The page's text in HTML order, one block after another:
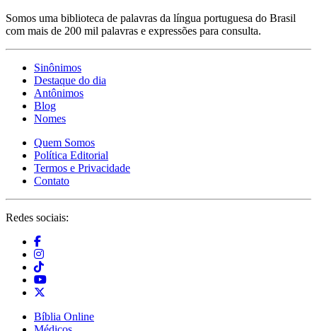
Somos uma biblioteca de palavras da língua portuguesa do Brasil
com mais de 200 mil palavras e expressões para consulta.
Sinônimos
Destaque do dia
Antônimos
Blog
Nomes
Quem Somos
Política Editorial
Termos e Privacidade
Contato
Redes sociais:
Bíblia Online